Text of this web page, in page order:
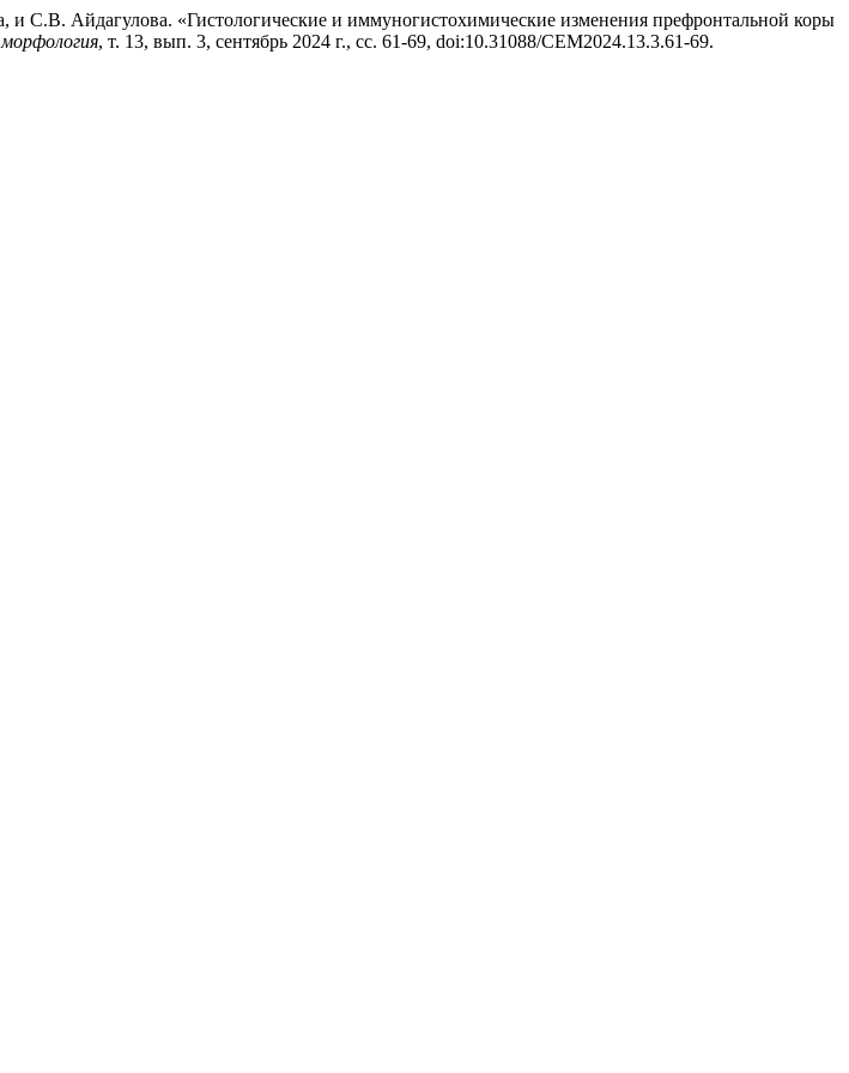
Айдагулова. «Гистологические и иммуногистохимические изменения префронтальной коры
, т. 13, вып. 3, сентябрь 2024 г., сс. 61-69, doi:10.31088/CEM2024.13.3.61-69.